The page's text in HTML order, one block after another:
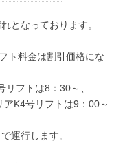
となっております。
ト料金は割引価格にな
リフトは8：30～、
アK4号リフトは9：00～
運行します。